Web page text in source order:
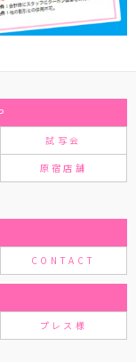
試写会
原宿店舗
CONTACT
プレス様